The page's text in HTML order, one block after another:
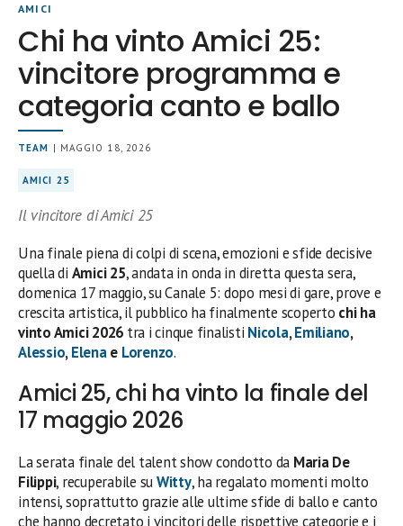
AMICI
Chi ha vinto Amici 25:
vincitore programma e
categoria canto e ballo
TEAM | MAGGIO 18, 2026
AMICI 25
Il vincitore di Amici 25
Una finale piena di colpi di scena, emozioni e sfide decisive
quella di Amici 25, andata in onda in diretta questa sera,
domenica 17 maggio, su Canale 5: dopo mesi di gare, prove e
crescita artistica, il pubblico ha finalmente scoperto chi ha
vinto Amici 2026 tra i cinque finalisti Nicola,Emiliano,
Alessio,Elenae Lorenzo.
Amici 25, chi ha vinto la finale del
17 maggio 2026
La serata finale del talent show condotto da Maria De
Filippi, recuperabile suWitty, ha regalato momenti molto
intensi, soprattutto grazie alle ultime sfide di ballo e canto
che hanno decretato i vincitori delle rispettive categorie e i